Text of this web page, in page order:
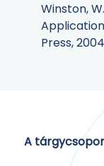
Winston,
Press, 2004
A